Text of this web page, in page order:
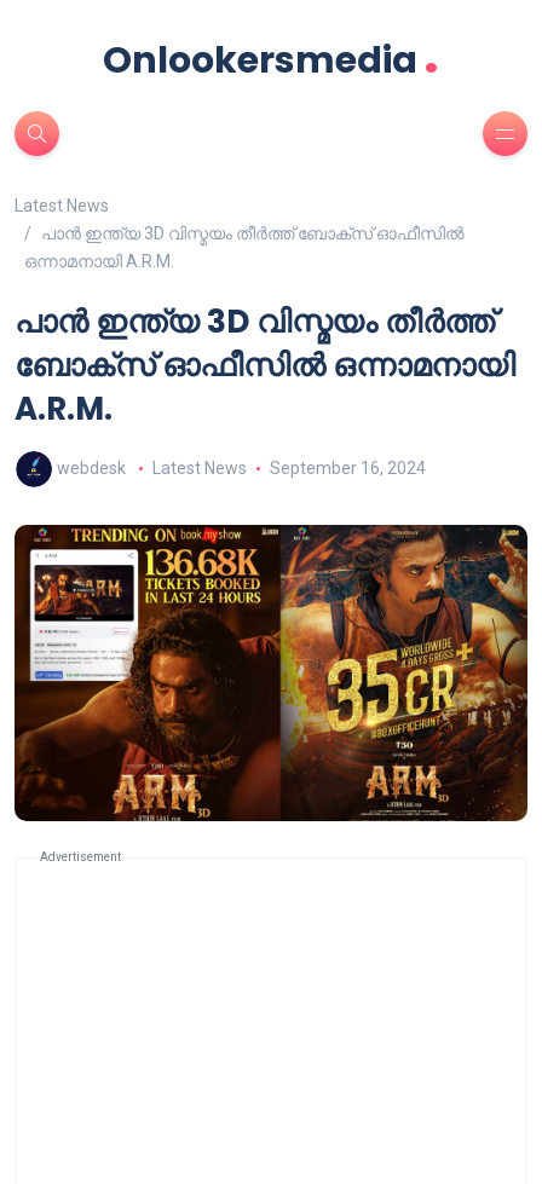
Onlookersmedia .
Latest News
പാൻ ഇന്ത്യ 3D വിസ്മയം തീർത്ത് ബോക്സ് ഓഫീസിൽ
ഒന്നാമനായി A.R.M.
പാൻ ഇന്ത്യ 3D വിസ്മയം തീർത്ത്
ബോക്സ് ഓഫീസിൽ ഒന്നാമനായി
A.R.M.
webdesk Latest News September 16, 2024
Advertisement